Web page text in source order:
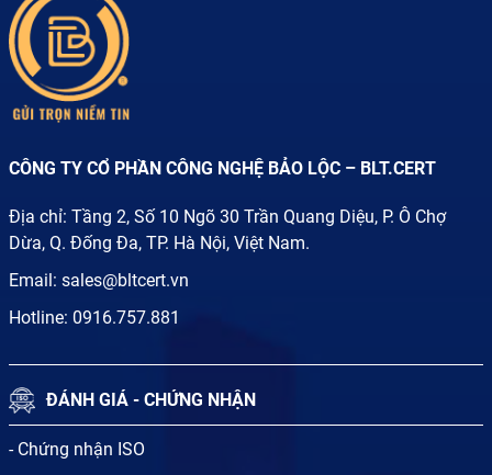
CÔNG TY CỔ PHẦN CÔNG NGHỆ BẢO LỘC – BLT.CERT
Địa chỉ: Tầng 2, Số 10 Ngõ 30 Trần Quang Diệu, P. Ô Chợ
Dừa, Q. Đống Đa, TP. Hà Nội, Việt Nam.
Email: sales@bltcert.vn
Hotline: 0916.757.881
ĐÁNH GIÁ - CHỨNG NHẬN
- Chứng nhận ISO